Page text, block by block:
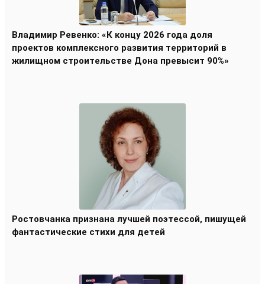
Владимир Ревенко: «К концу 2026 года доля
проектов комплексного развития территорий в
жилищном строительстве Дона превысит 90%»
Ростовчанка признана лучшей поэтессой, пишущей
фантастические стихи для детей